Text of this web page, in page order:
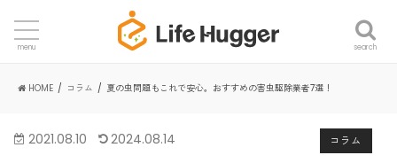
search
menu
HOME コラム 夏の虫問題もこれで安心。おすすめの害虫駆除業者7選！
コラム
2021.08.10 2024.08.14